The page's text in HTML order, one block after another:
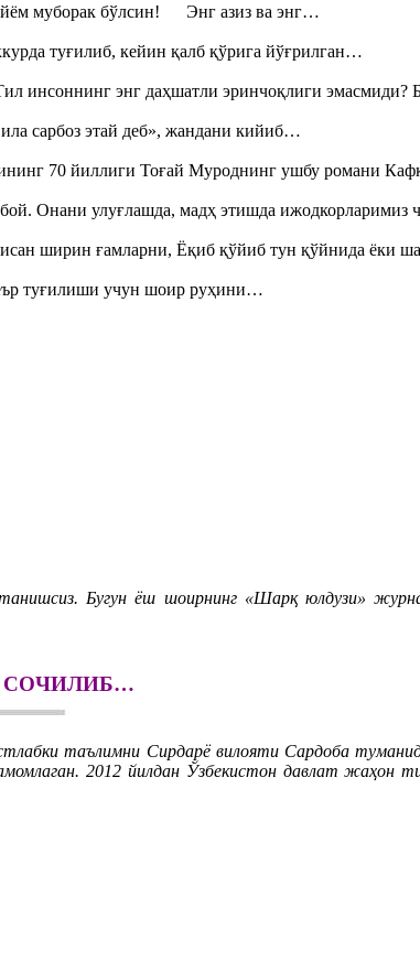
муборак бўлсин! Энг азиз ва энг…
туғилиб, кейин қалб қўрига йўғрилган…
инсоннинг энг даҳшатли эринчоқлиги эмасмиди?
сарбоз этай деб», жандани кийиб…
70 йиллиги Тоғай Муроднинг ушбу романи
бой. Онани улуғлашда, мадҳ этишда
ширин ғамларни, Ёқиб қўйиб тун қўйнида ёки
туғилиши учун шоир руҳини…
Бугун ёш шоирнинг «Шарқ юлдузи»
СОЧИЛИБ…
таълимни Сирдарё вилояти Сардоба
2012 йилдан Ўзбекистон давлат жаҳон